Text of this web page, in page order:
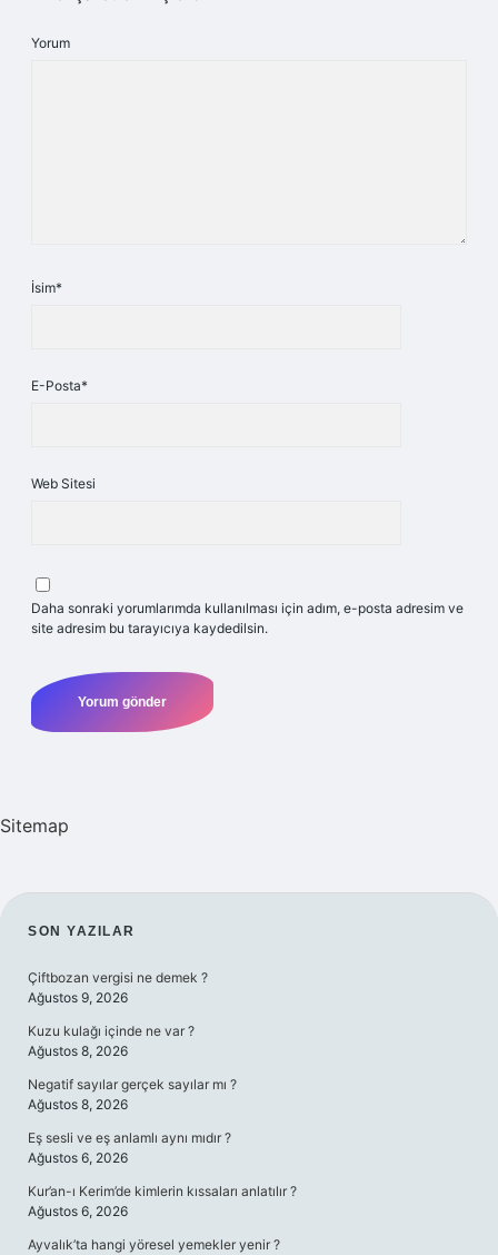
Yorum
İsim*
E-Posta*
Web Sitesi
Daha sonraki yorumlarımda kullanılması için adım, e-posta adresim ve
site adresim bu tarayıcıya kaydedilsin.
Sitemap
SIDEBAR
SON YAZILAR
Çiftbozan vergisi ne demek ?
Ağustos 9, 2026
Kuzu kulağı içinde ne var ?
Ağustos 8, 2026
Negatif sayılar gerçek sayılar mı ?
Ağustos 8, 2026
Eş sesli ve eş anlamlı aynı mıdır ?
Ağustos 6, 2026
Kur’an-ı Kerim’de kimlerin kıssaları anlatılır ?
Ağustos 6, 2026
Ayvalık’ta hangi yöresel yemekler yenir ?